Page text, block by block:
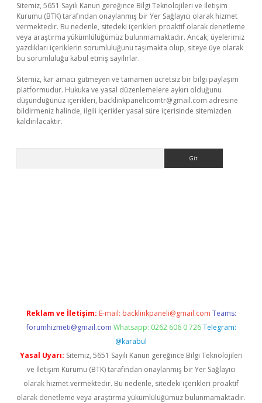
Sitemiz, 5651 Sayılı Kanun gereğince Bilgi Teknolojileri ve İletişim
Kurumu (BTK) tarafından onaylanmış bir Yer Sağlayıcı olarak hizmet
vermektedir. Bu nedenle, sitedeki içerikleri proaktif olarak denetleme
veya araştırma yükümlülüğümüz bulunmamaktadır. Ancak, üyelerimiz
yazdıkları içeriklerin sorumluluğunu taşımakta olup, siteye üye olarak
bu sorumluluğu kabul etmiş sayılırlar.
Sitemiz, kar amacı gütmeyen ve tamamen ücretsiz bir bilgi paylaşım
platformudur. Hukuka ve yasal düzenlemelere aykırı olduğunu
düşündüğünüz içerikleri, backlinkpanelicomtr@gmail.com adresine
bildirmeniz halinde, ilgili içerikler yasal süre içerisinde sitemizden
kaldırılacaktır.
Reklam ve İletişim: E-mail: backlinkpaneli@gmail.com Teams:
forumhizmeti@gmail.com Whatsapp: 0262 606 0 726 Telegram:
@karabul
Yasal Uyarı: Sitemiz, 5651 Sayılı Kanun gereğince Bilgi Teknolojileri
ve İletişim Kurumu (BTK) tarafından onaylanmış bir Yer Sağlayıcı
olarak hizmet vermektedir. Bu nedenle, sitedeki içerikleri proaktif
olarak denetleme veya araştırma yükümlülüğümüz bulunmamaktadır.